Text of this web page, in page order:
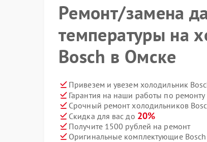
Ремонт/замена
температуры на
Bosch в Омске
Привезем и увезем холодильник
Гарантия на наши работы по
Срочный ремонт холодильников
Скидка для вас до 20%
Получите 1500 рублей на ремонт
Оригинальные комплектующие Bosch